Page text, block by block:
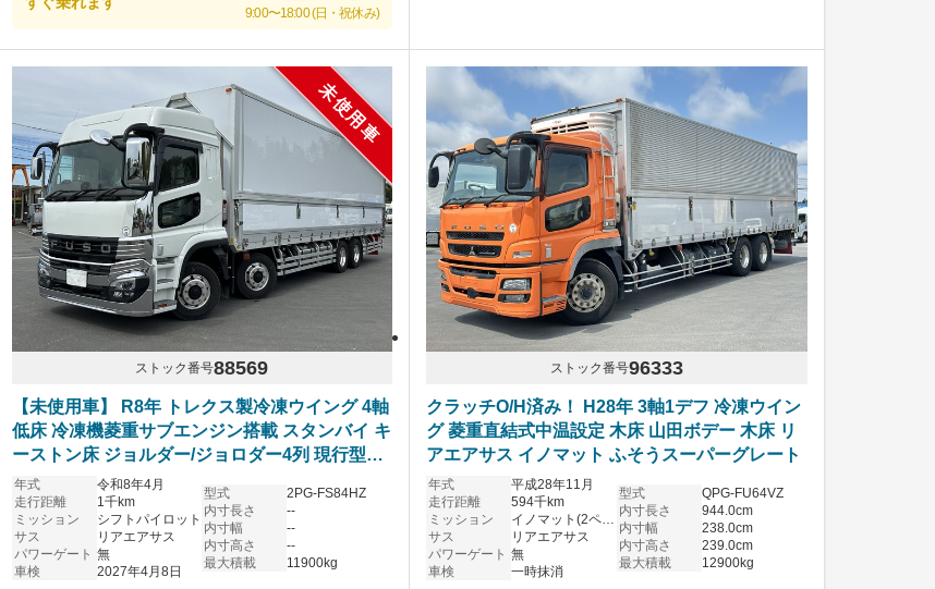
9:00〜18:00 (日・祝休み)
未使用車
ストック番号88569
【未使用車】 R8年 トレクス製冷凍ウイング 4軸
低床 冷凍機菱重サブエンジン搭載 スタンバイ キ
ーストン床 ジョルダー/ジョロダー4列 現行型ス
ーパーグレート ハイルーフ リアエアサス アルミ
ホイール シフトパイロット 6R20エンジン 車検
付き プレミアムライン 内装レッド
年式
令和8年4月
走行距離
1千km
ミッション
シフトパイロット
サス
リアエアサス
パワーゲート 無
車検
2027年4月8日
型式
2PG-FS84HZ
内寸長さ
--
内寸幅
--
内寸高さ
--
最大積載
11900kg
ストック番号96333
クラッチO/H済み！ H28年 3軸1デフ 冷凍ウイン
グ 菱重直結式中温設定 木床 山田ボデー 木床 リ
アエアサス イノマット ふそうスーパーグレート
年式
平成28年11月
走行距離
594千km
ミッション
イノマット(2ペダル)
サス
リアエアサス
パワーゲート 無
車検
一時抹消
型式
QPG-FU64VZ
内寸長さ
944.0cm
内寸幅
238.0cm
内寸高さ
239.0cm
最大積載
12900kg